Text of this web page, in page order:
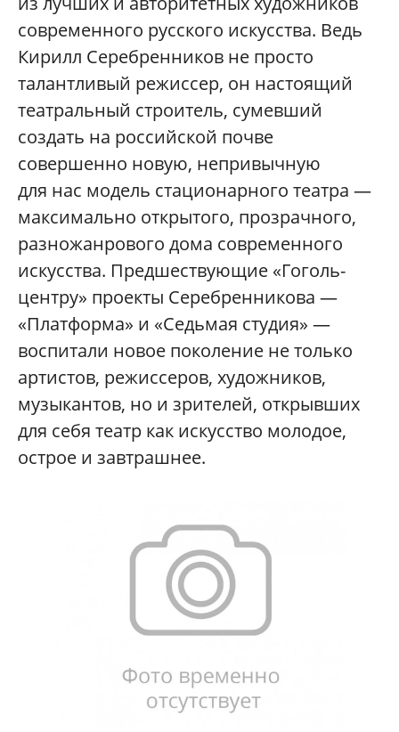
современного русского искусства. Ведь
Кирилл Серебренников не просто
талантливый режиссер, он настоящий
театральный строитель, сумевший
создать на российской почве
совершенно новую, непривычную
для нас модель стационарного театра —
максимально открытого, прозрачного,
разножанрового дома современного
искусства. Предшествующие «Гоголь-
центру» проекты Серебренникова —
«Платформа» и «Седьмая студия» —
воспитали новое поколение не только
артистов, режиссеров, художников,
музыкантов, но и зрителей, открывших
для себя театр как искусство молодое,
острое и завтрашнее.